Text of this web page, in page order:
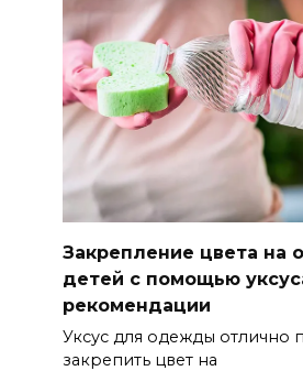
Закрепление цвета на
детей с помощью
рекомендации
Уксус для одежды отлично
закрепить цвет на